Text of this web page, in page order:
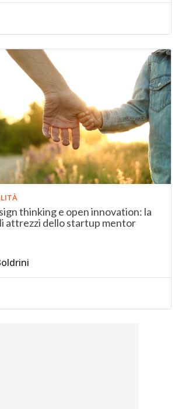
thinking e open innovation: la
attrezzi dello startup mentor